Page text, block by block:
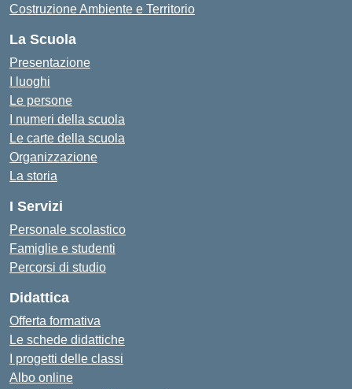
Costruzione Ambiente e Territorio
La Scuola
Presentazione
I luoghi
Le persone
I numeri della scuola
Le carte della scuola
Organizzazione
La storia
I Servizi
Personale scolastico
Famiglie e studenti
Percorsi di studio
Didattica
Offerta formativa
Le schede didattiche
I progetti delle classi
Albo online